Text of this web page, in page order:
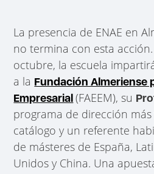
La presencia de ENAE en
no termina con esta
octubre, la escuela
a la Fundación Almeriense
Empresarial (FAEEM), su
programa de dirección
catálogo y un referente
de másteres de España,
Unidos y China. Una